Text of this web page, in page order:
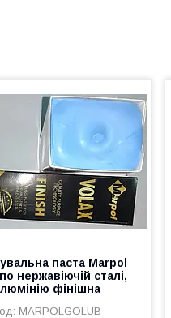
паста Marpol
нержавіючій сталі,
фінішна
MARPOLGOLUB